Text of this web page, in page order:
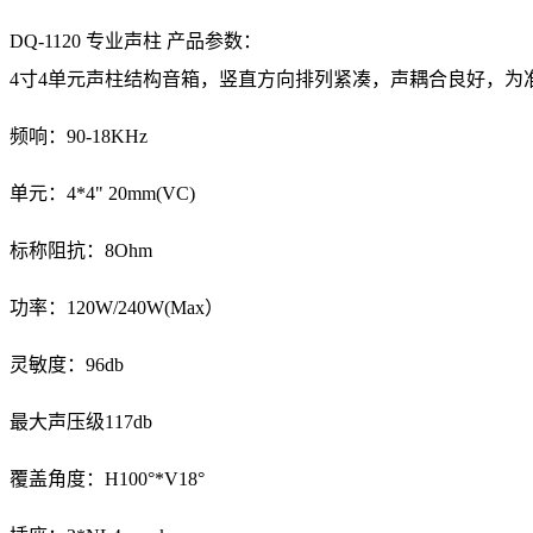
DQ-1120 专业声柱 产品参数：
4寸4单元声柱结构音箱，竖直方向排列紧凑，声耦合良好，
频响：90-18KHz
单元：4*4" 20mm(VC)
标称阻抗：8Ohm
功率：120W/240W(Max）
灵敏度：96db
最大声压级117db
覆盖角度：H100°*V18°